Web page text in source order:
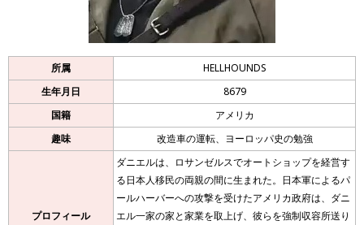
所属
HELLHOUNDS
生年月日
8679
国籍
アメリカ
趣味
改造車の運転、ヨーロッパ史の勉強
プロフィール
ダニエルは、ロサンゼルスでオートショップを経営す
る日本人移民の両親の間に生まれた。日本軍によるパ
ールハーバーへの攻撃を受けたアメリカ政府は、ダニ
エル一家の家と家業を取上げ、彼らを強制収容所送り